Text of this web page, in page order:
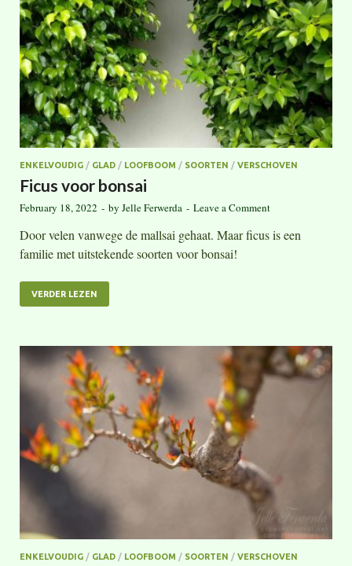
ENKELVOUDIG / GLAD / LOOFBOOM / SOORTEN / VERSCHOVEN
Ficus voor bonsai
February 18, 2022 - by Jelle Ferwerda - Leave a Comment
Door velen vanwege de mallsai gehaat. Maar ficus is een
familie met uitstekende soorten voor bonsai!
VERDER LEZEN
ENKELVOUDIG / GLAD / LOOFBOOM / SOORTEN / VERSCHOVEN